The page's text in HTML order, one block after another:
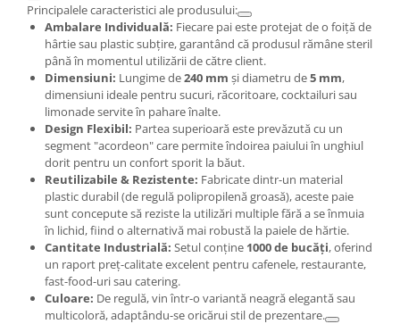
Principalele caracteristici ale produsului:
Ambalare Individuală: Fiecare pai este protejat de o foiță de
hârtie sau plastic subțire, garantând că produsul rămâne steril
până în momentul utilizării de către client.
Dimensiuni: Lungime de240 mm și diametru de5 mm,
dimensiuni ideale pentru sucuri, răcoritoare, cocktailuri sau
limonade servite în pahare înalte.
Design Flexibil: Partea superioară este prevăzută cu un
segment "acordeon" care permite îndoirea paiului în unghiul
dorit pentru un confort sporit la băut.
Reutilizabile & Rezistente: Fabricate dintr-un material
plastic durabil (de regulă polipropilenă groasă), aceste paie
sunt concepute să reziste la utilizări multiple fără a se înmuia
în lichid, fiind o alternativă mai robustă la paiele de hărtie.
Cantitate Industrială: Setul conține 1000 de bucăți, oferind
un raport preț-calitate excelent pentru cafenele, restaurante,
fast-food-uri sau catering.
Culoare: De regulă, vin într-o variantă neagră elegantă sau
multicoloră, adaptându-se oricărui stil de prezentare.